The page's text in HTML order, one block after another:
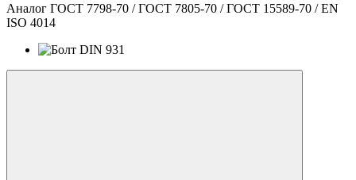
Аналог ГОСТ 7798-70 / ГОСТ 7805-70 / ГОСТ 15589-70 / EN
ISO 4014